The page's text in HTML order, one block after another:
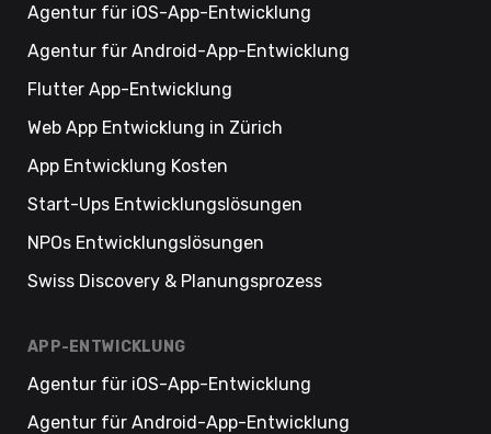
Agentur für iOS-App-Entwicklung
Agentur für Android-App-Entwicklung
Flutter App-Entwicklung
Web App Entwicklung in Zürich
App Entwicklung Kosten
Start-Ups Entwicklungslösungen
NPOs Entwicklungslösungen
Swiss Discovery & Planungsprozess
APP-ENTWICKLUNG
Agentur für iOS-App-Entwicklung
Agentur für Android-App-Entwicklung